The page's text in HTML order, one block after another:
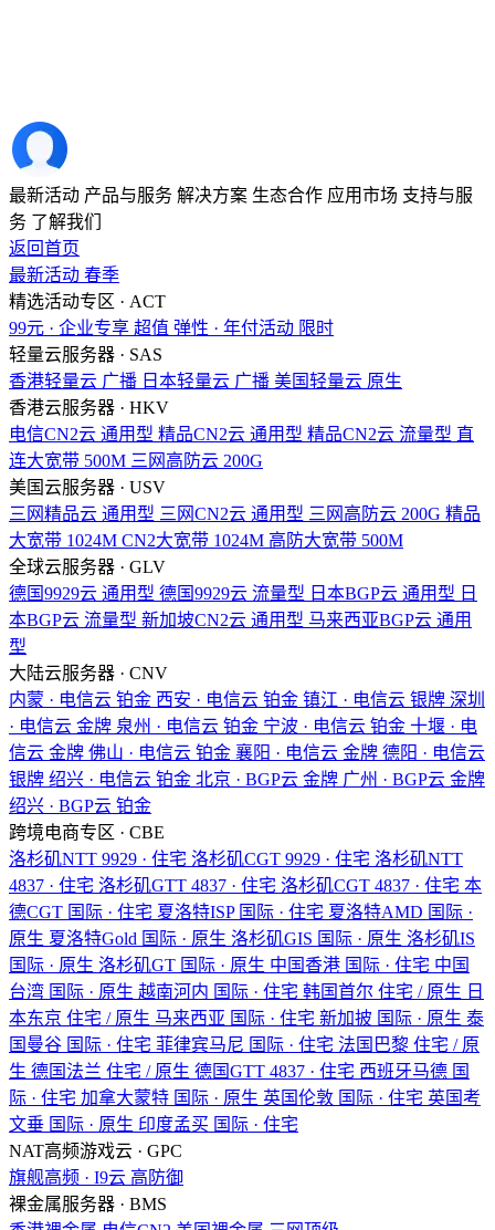
最新活动 产品与服务 解决方案 生态合作 应用市场 支持与服
务 了解我们
返回首页
最新活动 春季
精选活动专区 · ACT
99元 · 企业专享 超值 弹性 · 年付活动 限时
轻量云服务器 · SAS
香港轻量云 广播 日本轻量云 广播 美国轻量云 原生
香港云服务器 · HKV
电信CN2云 通用型 精品CN2云 通用型 精品CN2云 流量型 直
连大宽带 500M 三网高防云 200G
美国云服务器 · USV
三网精品云 通用型 三网CN2云 通用型 三网高防云 200G 精品
大宽带 1024M CN2大宽带 1024M 高防大宽带 500M
全球云服务器 · GLV
德国9929云 通用型 德国9929云 流量型 日本BGP云 通用型 日
本BGP云 流量型 新加坡CN2云 通用型 马来西亚BGP云 通用
型
大陆云服务器 · CNV
内蒙 · 电信云 铂金 西安 · 电信云 铂金 镇江 · 电信云 银牌 深圳
· 电信云 金牌 泉州 · 电信云 铂金 宁波 · 电信云 铂金 十堰 · 电
信云 金牌 佛山 · 电信云 铂金 襄阳 · 电信云 金牌 德阳 · 电信云
银牌 绍兴 · 电信云 铂金 北京 · BGP云 金牌 广州 · BGP云 金牌
绍兴 · BGP云 铂金
跨境电商专区 · CBE
洛杉矶NTT 9929 · 住宅 洛杉矶CGT 9929 · 住宅 洛杉矶NTT
4837 · 住宅 洛杉矶GTT 4837 · 住宅 洛杉矶CGT 4837 · 住宅 本
德CGT 国际 · 住宅 夏洛特ISP 国际 · 住宅 夏洛特AMD 国际 ·
原生 夏洛特Gold 国际 · 原生 洛杉矶GIS 国际 · 原生 洛杉矶IS
国际 · 原生 洛杉矶GT 国际 · 原生 中国香港 国际 · 住宅 中国
台湾 国际 · 原生 越南河内 国际 · 住宅 韩国首尔 住宅 / 原生 日
本东京 住宅 / 原生 马来西亚 国际 · 住宅 新加披 国际 · 原生 泰
国曼谷 国际 · 住宅 菲律宾马尼 国际 · 住宅 法国巴黎 住宅 / 原
生 德国法兰 住宅 / 原生 德国GTT 4837 · 住宅 西班牙马德 国
际 · 住宅 加拿大蒙特 国际 · 原生 英国伦敦 国际 · 住宅 英国考
文垂 国际 · 原生 印度孟买 国际 · 住宅
NAT高频游戏云 · GPC
旗舰高频 · I9云 高防御
裸金属服务器 · BMS